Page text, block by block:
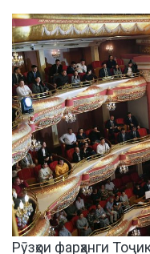
Рӯзҳои фарҳанги